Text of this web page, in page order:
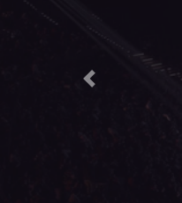
Previous